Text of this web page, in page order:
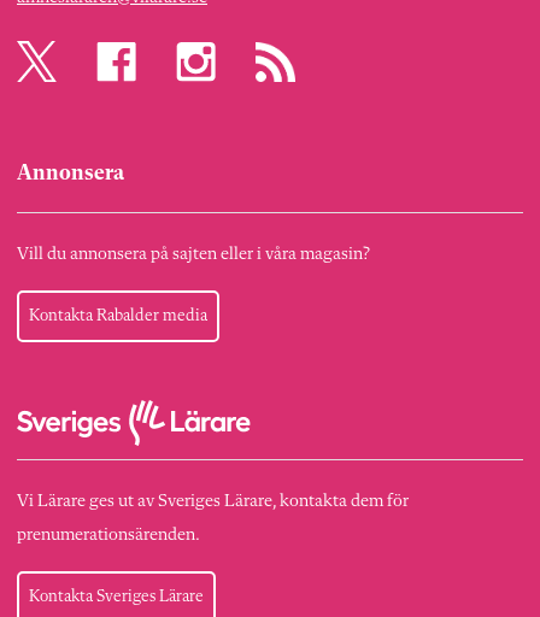
Annonsera
Vill du annonsera på sajten eller i våra magasin?
Kontakta Rabalder media
Vi Lärare ges ut av Sveriges Lärare, kontakta dem för
prenumerationsärenden.
Kontakta Sveriges Lärare